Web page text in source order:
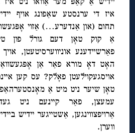
איז די ערנסטע שאַפונג אויף
תחום (און אַנדערע…) אַזוי
אַ קוק טאָן דעם גורל פון
פאַרשיידענע אוניווערסיטעטן,
האָט דאָ מורא פאַר אַן
אויסגעקוילעטן פאָלק? עס קען
טאָן שיער ניט מיט אַ מאָנסטערהאַפט
עמעצן, פאַר קיינעם ניט
אַרויפצווינגען, אַשטייגער יידיש
ווערן.